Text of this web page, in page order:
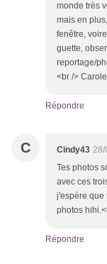
monde très
mais en
fenêtre,
guette,
reportage/
<br />
Répondre
C Cindy43 28/
Tes photos
avec ces
j'espère que
photos
Répondre